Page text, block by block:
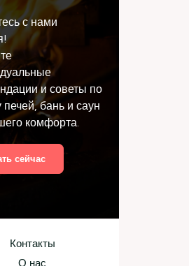
с нами
и советы по
бань и саун
комфорта.
сейчас
Контакты
О нас